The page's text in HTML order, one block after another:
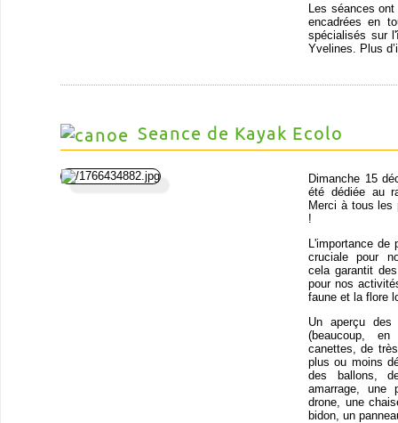
Les séances
encadrées en
spécialisés sur
Yvelines. Plus
Seance de Kayak Ecolo
Dimanche 15
été dédiée au
Merci à tous les
!
L'importance de
cruciale pour
cela garantit
pour nos
faune et la flore
Un aperçu
(beaucoup,
canettes, de
plus ou moins
des ballons,
amarrage, une
drone, une
bidon, un